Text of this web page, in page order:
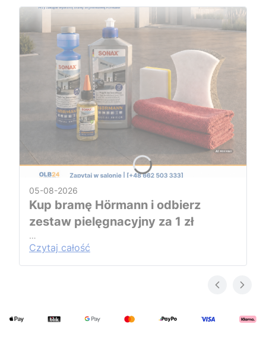
05-08-2026
Kup bramę Hörmann i odbierz
zestaw pielęgnacyjny za 1 zł
…
Czytaj całość